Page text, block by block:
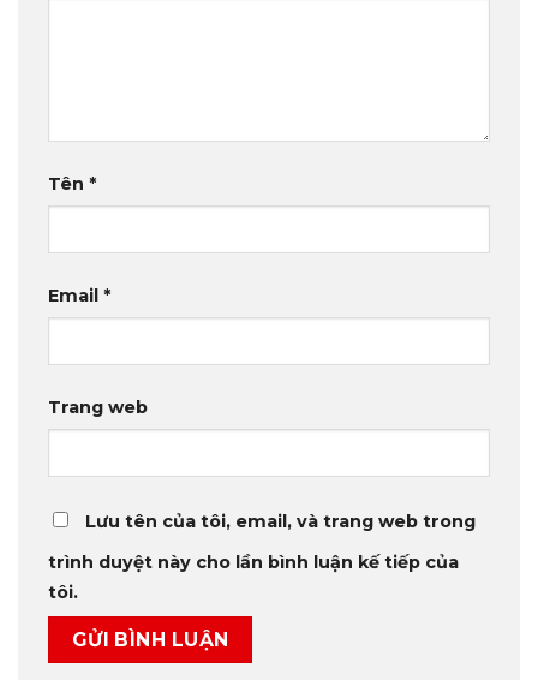
Tên *
Email *
Trang web
Lưu tên của tôi, email, và trang web trong
trình duyệt này cho lần bình luận kế tiếp của
tôi.